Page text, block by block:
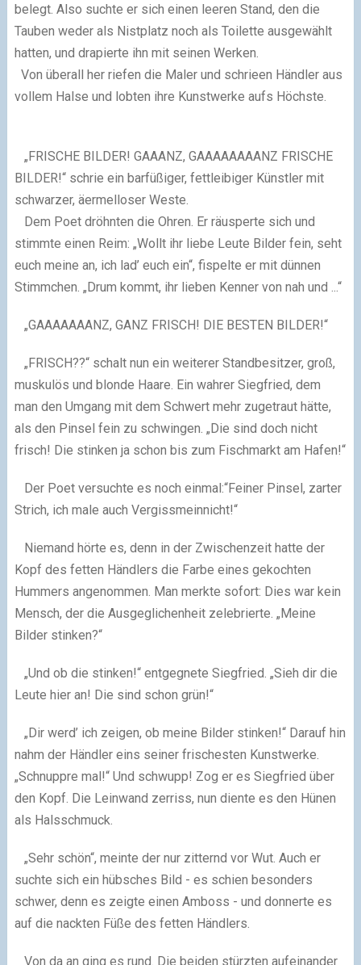
belegt. Also suchte er sich einen leeren Stand, den die
Tauben weder als Nistplatz noch als Toilette ausgewählt
hatten, und drapierte ihn mit seinen Werken.
Von überall her riefen die Maler und schrieen Händler aus
vollem Halse und lobten ihre Kunstwerke aufs Höchste.
„FRISCHE BILDER! GAAANZ, GAAAAAAAANZ FRISCHE
BILDER!“ schrie ein barfüßiger, fettleibiger Künstler mit
schwarzer, äermelloser Weste.
Dem Poet dröhnten die Ohren. Er räusperte sich und
stimmte einen Reim: „Wollt ihr liebe Leute Bilder fein, seht
euch meine an, ich lad’ euch ein“, fispelte er mit dünnen
Stimmchen. „Drum kommt, ihr lieben Kenner von nah und ...“
„GAAAAAAANZ, GANZ FRISCH! DIE BESTEN BILDER!“
„FRISCH??“ schalt nun ein weiterer Standbesitzer, groß,
muskulös und blonde Haare. Ein wahrer Siegfried, dem
man den Umgang mit dem Schwert mehr zugetraut hätte,
als den Pinsel fein zu schwingen. „Die sind doch nicht
frisch! Die stinken ja schon bis zum Fischmarkt am Hafen!“
Der Poet versuchte es noch einmal:“Feiner Pinsel, zarter
Strich, ich male auch Vergissmeinnicht!“
Niemand hörte es, denn in der Zwischenzeit hatte der
Kopf des fetten Händlers die Farbe eines gekochten
Hummers angenommen. Man merkte sofort: Dies war kein
Mensch, der die Ausgeglichenheit zelebrierte. „Meine
Bilder stinken?“
„Und ob die stinken!“ entgegnete Siegfried. „Sieh dir die
Leute hier an! Die sind schon grün!“
„Dir werd’ ich zeigen, ob meine Bilder stinken!“ Darauf hin
nahm der Händler eins seiner frischesten Kunstwerke.
„Schnuppre mal!“ Und schwupp! Zog er es Siegfried über
den Kopf. Die Leinwand zerriss, nun diente es den Hünen
als Halsschmuck.
„Sehr schön“, meinte der nur zitternd vor Wut. Auch er
suchte sich ein hübsches Bild - es schien besonders
schwer, denn es zeigte einen Amboss - und donnerte es
auf die nackten Füße des fetten Händlers.
Von da an ging es rund. Die beiden stürzten aufeinander